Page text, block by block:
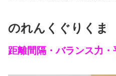
のれんくぐりくま
距離間隔・バランス力・